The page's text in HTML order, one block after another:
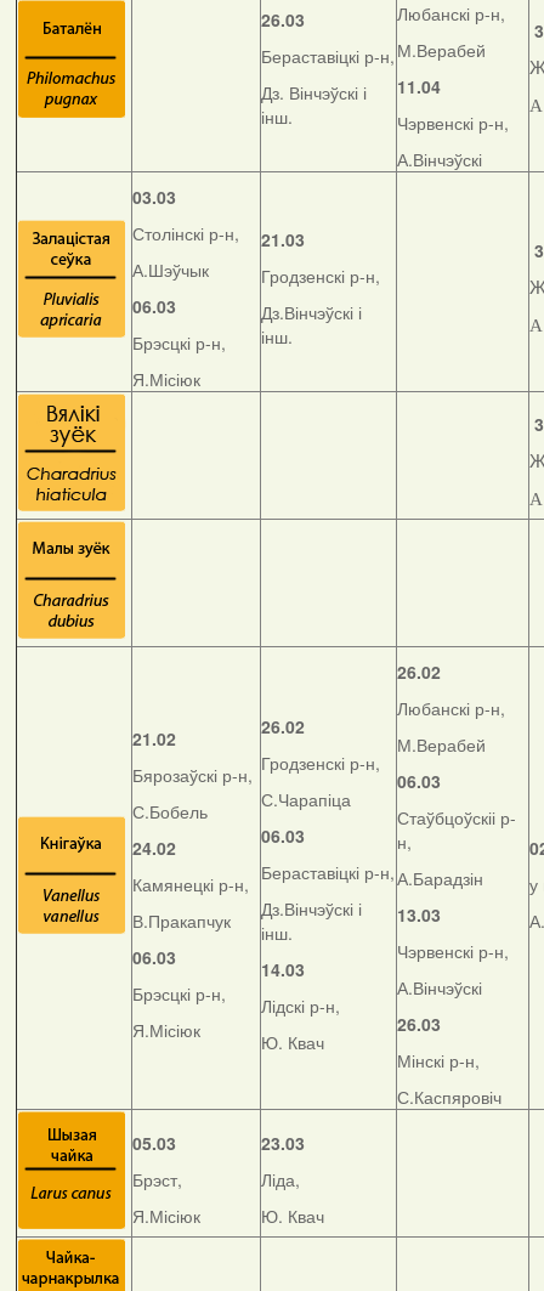
26.03
Бераставіцкі р-н,
Дз. Вінчэўскі і
інш.
Любанскі р-н,
М.Верабей
11.04
Чэрвенскі р-н,
А.Вінчэўскі
03.03
Столінскі р-н,
А.Шэўчык
06.03
Брэсцкі р-н,
Я.Місіюк
21.03
Гродзенскі р-н,
Дз.Вінчэўскі і
інш.
21.02
Бярозаўскі р-н,
С.Бобель
24.02
Камянецкі р-н,
В.Пракапчук
06.03
Брэсцкі р-н,
Я.Місіюк
26.02
Гродзенскі р-н,
С.Чарапіца
06.03
Бераставіцкі р-н,
Дз.Вінчэўскі і
інш.
14.03
Лідскі р-н,
Ю. Квач
26.02
Любанскі р-н,
М.Верабей
06.03
Стаўбцоўскіі р-
н,
А.Барадзін
13.03
Чэрвенскі р-н,
А.Вінчэўскі
26.03
Мінскі р-н,
С.Каспяровіч
у
05.03
Брэст,
Я.Місіюк
23.03
Ліда,
Ю. Квач